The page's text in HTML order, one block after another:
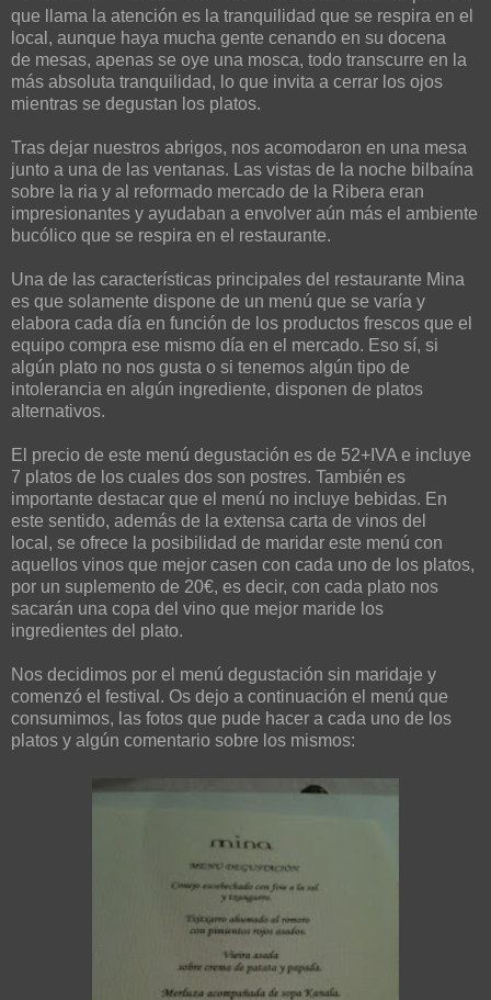
que llama la atención es la tranquilidad que se respira en el
local, aunque haya mucha gente cenando en su docena
de mesas, apenas se oye una mosca, todo transcurre en la
más absoluta tranquilidad, lo que invita a cerrar los ojos
mientras se degustan los platos.
Tras dejar nuestros abrigos, nos acomodaron en una mesa
junto a una de las ventanas. Las vistas de la noche bilbaína
sobre la ria y al reformado mercado de la Ribera eran
impresionantes y ayudaban a envolver aún más el ambiente
bucólico que se respira en el restaurante.
Una de las características principales del restaurante Mina
es que solamente dispone de un menú que se varía y
elabora cada día en función de los productos frescos que el
equipo compra ese mismo día en el mercado. Eso sí, si
algún plato no nos gusta o si tenemos algún tipo de
intolerancia en algún ingrediente, disponen de platos
alternativos.
El precio de este menú degustación es de 52+IVA e incluye
7 platos de los cuales dos son postres. También es
importante destacar que el menú no incluye bebidas. En
este sentido, además de la extensa carta de vinos del
local, se ofrece la posibilidad de maridar este menú con
aquellos vinos que mejor casen con cada uno de los platos,
por un suplemento de 20€, es decir, con cada plato nos
sacarán una copa del vino que mejor maride los
ingredientes del plato.
Nos decidimos por el menú degustación sin maridaje y
comenzó el festival. Os dejo a continuación el menú que
consumimos, las fotos que pude hacer a cada uno de los
platos y algún comentario sobre los mismos: